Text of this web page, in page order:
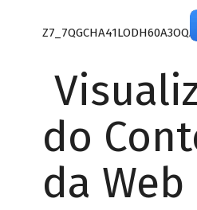
do
da Web